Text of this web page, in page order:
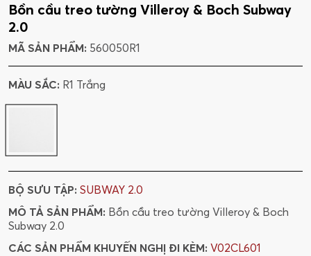
Bồn cầu treo tường Villeroy & Boch Subway
2.0
MÃ SẢN PHẨM: 560050R1
MÀU SẮC: R1 Trắng
BỘ SƯU TẬP: SUBWAY 2.0
MÔ TẢ SẢN PHẨM: Bồn cầu treo tường Villeroy & Boch
Subway 2.0
CÁC SẢN PHẨM KHUYẾN NGHỊ ĐI KÈM: V02CL601